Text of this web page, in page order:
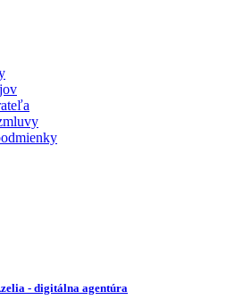
- digitálna agentúra